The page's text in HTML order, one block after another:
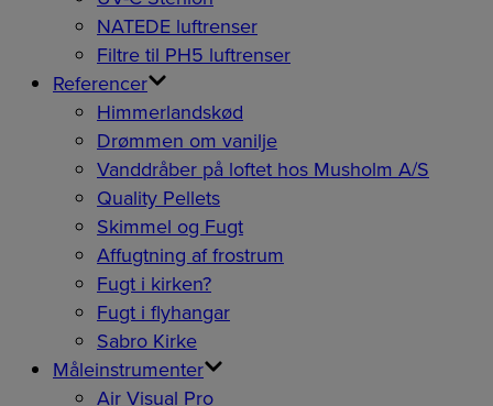
NATEDE luftrenser
Filtre til PH5 luftrenser
Referencer
Himmerlandskød
Drømmen om vanilje
Vanddråber på loftet hos Musholm A/S
Quality Pellets
Skimmel og Fugt
Affugtning af frostrum
Fugt i kirken?
Fugt i flyhangar
Sabro Kirke
Måleinstrumenter
Air Visual Pro